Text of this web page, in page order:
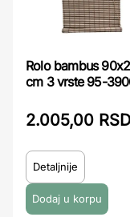
Rolo bambus
cm 3 vrste 95-
2.005,00 RSD
Detaljnije